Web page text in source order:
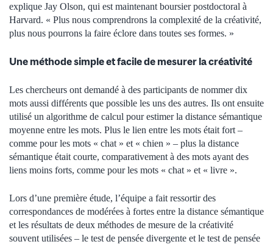
explique Jay Olson, qui est maintenant boursier postdoctoral à
Harvard. « Plus nous comprendrons la complexité de la créativité,
plus nous pourrons la faire éclore dans toutes ses formes. »
Une méthode simple et facile de mesurer la créativité
Les chercheurs ont demandé à des participants de nommer dix
mots aussi différents que possible les uns des autres. Ils ont ensuite
utilisé un algorithme de calcul pour estimer la distance sémantique
moyenne entre les mots. Plus le lien entre les mots était fort –
comme pour les mots « chat » et « chien » – plus la distance
sémantique était courte, comparativement à des mots ayant des
liens moins forts, comme pour les mots « chat » et « livre ».
Lors d’une première étude, l’équipe a fait ressortir des
correspondances de modérées à fortes entre la distance sémantique
et les résultats de deux méthodes de mesure de la créativité
souvent utilisées – le test de pensée divergente et le test de pensée